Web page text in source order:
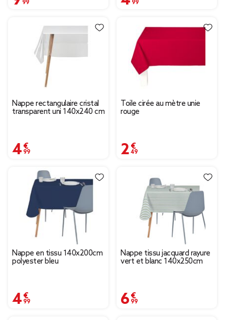
Nappe rectangulaire cristal
transparent uni 140x240 cm
4,99 €
Toile cirée au mètre unie
rouge
2,49 €
Nappe en tissu 140x200cm
polyester bleu
4,99 €
Nappe tissu jacquard rayure
vert et blanc 140x250cm
6,99 €